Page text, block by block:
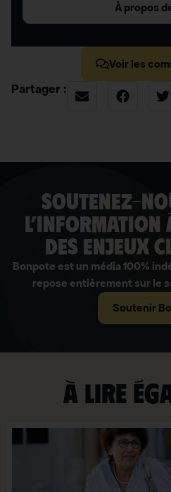
À propos
Voir les
Partager :
soutenez-
l’information
des enjeux
Bonpote est un média 100%
repose entièrement sur le
Soutenir
À lire